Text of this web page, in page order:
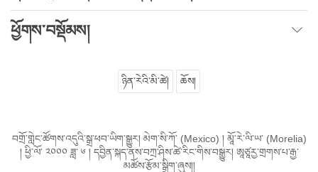
ཕྱོགས་བསྡོམས།
ཉིན་རེའི་མི་ཚེ། ཆོས།
བགྲོ་གླེང་ཚོགས་འདུའི་སྒྲ་ཕབ་ཡིག་སྒྱུར། མེག་སི་ཀོ་ (Mexico) ། མཱོ་རེ་ལི་ཡ་ (Morelia)
། ཕྱི་ལོ་ ༢༠༠༠ ཟླ་ ༦ ། དབྱིན་སྐད་ནས་བཀྲ་ཤིས་ཚེ་རིང་གིས་བསྒྱུར། ཨཱཙཱརྱ་གྲགས་པ་རྒྱ་
མཚོས་རྩོམ་སྒྲིག་ཞུས།།